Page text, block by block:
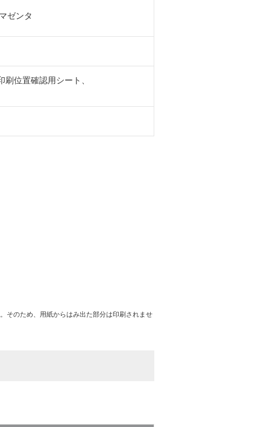
ゼンタ
位置確認用シート、
そのため、用紙からはみ出た部分は印刷されませ